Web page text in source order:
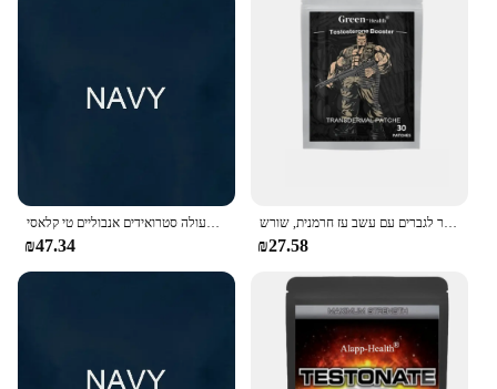
לגליזציה של פעולה סטרואידים אנבוליים טי קלאסי
₪47.34
טסטוסטרון מגבר לגברים עם עשב עז חרמנית, שורש maca שורש transdermal כוח סיבולת 30 תיקונים
₪27.58